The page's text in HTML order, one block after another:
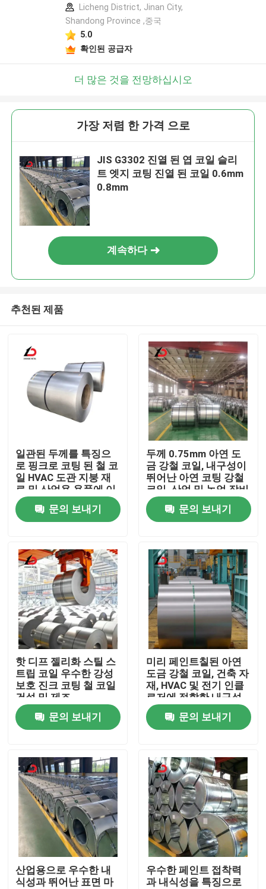
제품
비디오
우리 에 관한 것
공장 투어
품질 관리
뉴스
사건
인용 을 요청 하십시오
진료된 철 코일
Licheng District, Jinan City,
Shandong Province ,중국
5.0
확인된 공급자
더 많은 것을 전망하십시오
가장 저렴 한 가격 으로
JIS G3302 진열 된 엽 코일 슬리
트 엣지 코팅 진열 된 코일 0.6mm
0.8mm
계속하다
추천된 제품
일관된 두께를 특징으
로 핑크로 코팅 된 철 코
일 HVAC 도관 지붕 재
료 및 산업용 용품에 이
상적입니다
문의 보내기
두께 0.75mm 아연 도
금 강철 코일, 내구성이
뛰어난 아연 코팅 강철
코일, 산업 및 농업 장비
용
문의 보내기
핫 디프 젤리화 스틸 스
트립 코일 우수한 강성
보호 진크 코팅 철 코일
건설 및 제조
문의 보내기
미리 페인트칠된 아연
도금 강철 코일, 건축 자
재, HVAC 및 전기 인클
로저에 적합한 내구성
이 뛰어난 표면 처리
문의 보내기
산업용으로 우수한 내
식성과 뛰어난 표면 마
우수한 페인트 접착력
과 내식성을 특징으로